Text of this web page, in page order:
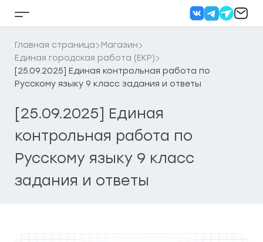
Кнопка
бокового
меню
Главная страница
Магазин
Единая городская работа (ЕКР)
[25.09.2025] Единая контрольная работа по
Русскому языку 9 класс задания и ответы
[25.09.2025] Единая
контрольная работа по
Русскому языку 9 класс
задания и ответы